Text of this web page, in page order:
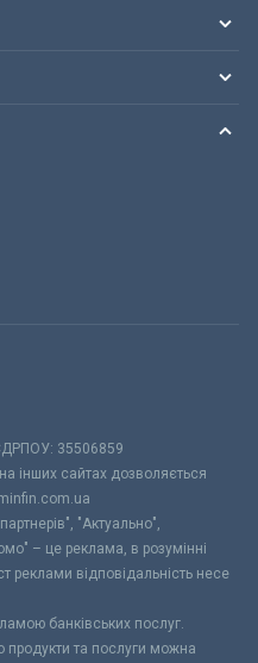
35506859
інших сайтах дозволяється
"Актуально",
– це реклама, в розумінні
реклами відповідальність несе
банківських послуг.
продукти та послуги можна